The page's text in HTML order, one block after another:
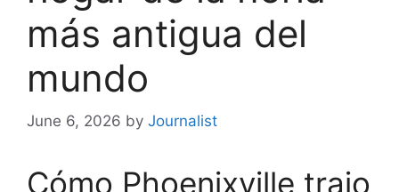
más antigua del
mundo
June 6, 2026 by Journalist
Cómo Phoenixville trajo